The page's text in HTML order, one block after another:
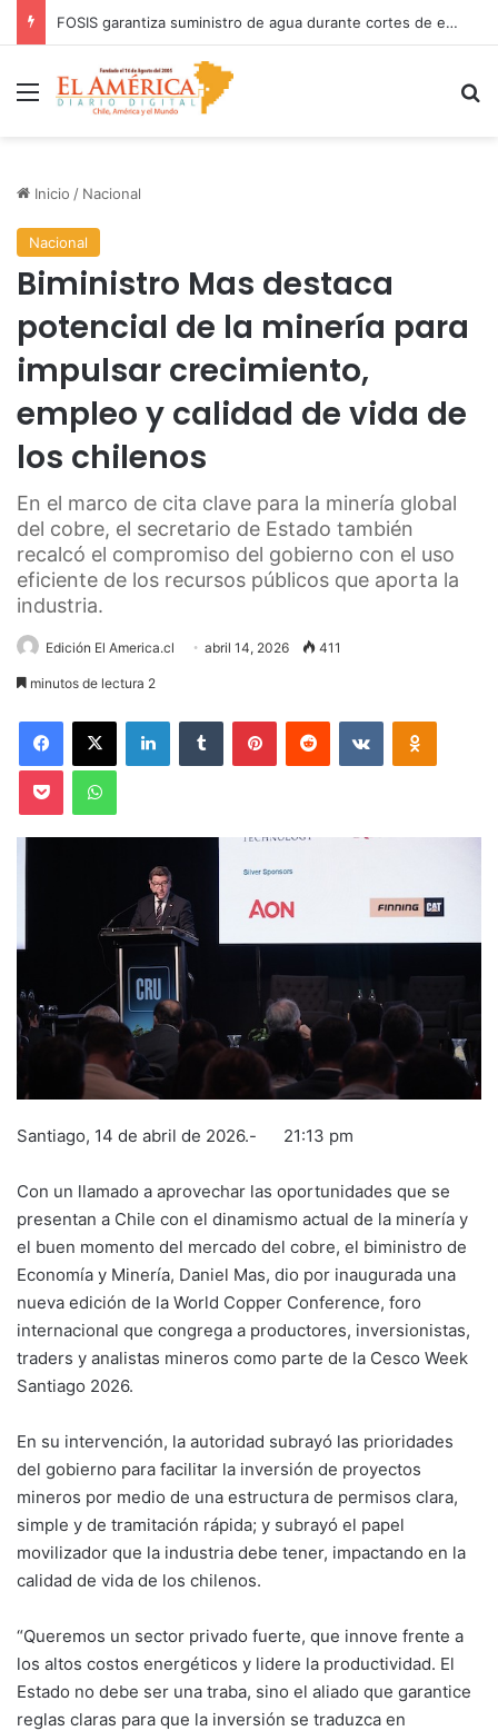
COANIQUEM inicia gira nacional para presentar Manual de Quemaduras a profesionales de la salud
Menú
Inicio / Nacional
Nacional
Biministro Mas destaca
potencial de la minería para
impulsar crecimiento,
empleo y calidad de vida de
los chilenos
En el marco de cita clave para la minería global
del cobre, el secretario de Estado también
recalcó el compromiso del gobierno con el uso
eficiente de los recursos públicos que aporta la
industria.
Edición El America.cl abril 14, 2026 411
minutos de lectura 2
Facebook
X LinkedInTumblr PinterestReddit VKontakte
Pocket WhatsApp
Santiago, 14 de abril de 2026.- 21:13 pm
Con un llamado a aprovechar las oportunidades que se
presentan a Chile con el dinamismo actual de la minería y
el buen momento del mercado del cobre, el biministro de
Economía y Minería, Daniel Mas, dio por inaugurada una
nueva edición de la World Copper Conference, foro
internacional que congrega a productores, inversionistas,
traders y analistas mineros como parte de la Cesco Week
Santiago 2026.
En su intervención, la autoridad subrayó las prioridades
del gobierno para facilitar la inversión de proyectos
mineros por medio de una estructura de permisos clara,
simple y de tramitación rápida; y subrayó el papel
movilizador que la industria debe tener, impactando en la
calidad de vida de los chilenos.
“Queremos un sector privado fuerte, que innove frente a
los altos costos energéticos y lidere la productividad. El
Estado no debe ser una traba, sino el aliado que garantice
reglas claras para que la inversión se traduzca en